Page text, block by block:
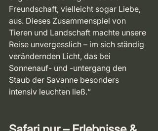
Freundschaft, vielleicht sogar Liebe,
aus. Dieses Zusammenspiel von
Tieren und Landschaft machte unsere
Reise unvergesslich – im sich ständig
verändernden Licht, das bei
Sonnenauf- und -untergang den
Staub der Savanne besonders
intensiv leuchten ließ.“